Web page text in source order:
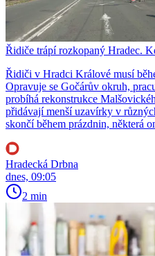
Řidiče trápí rozkopaný Hradec.
Řidiči v Hradci Králové musí
Opravuje se Gočárův okruh,
probíhá rekonstrukce
přidávají menší uzavírky v
skončí během prázdnin, některá
Hradecká Drbna
dnes, 09:05
2 min